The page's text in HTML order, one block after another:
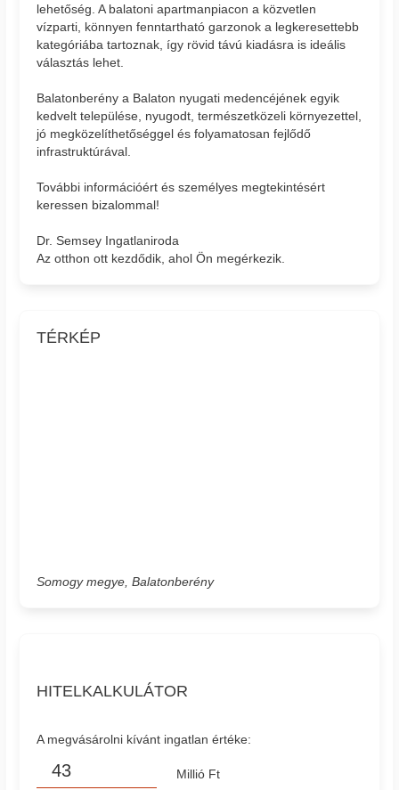
lehetőség. A balatoni apartmanpiacon a közvetlen
vízparti, könnyen fenntartható garzonok a legkeresettebb
kategóriába tartoznak, így rövid távú kiadásra is ideális
választás lehet.
Balatonberény a Balaton nyugati medencéjének egyik
kedvelt települése, nyugodt, természetközeli környezettel,
jó megközelíthetőséggel és folyamatosan fejlődő
infrastruktúrával.
További információért és személyes megtekintésért
keressen bizalommal!
Dr. Semsey Ingatlaniroda
Az otthon ott kezdődik, ahol Ön megérkezik.
TÉRKÉP
Somogy megye, Balatonberény
HITELKALKULÁTOR
A megvásárolni kívánt ingatlan értéke:
Millió Ft